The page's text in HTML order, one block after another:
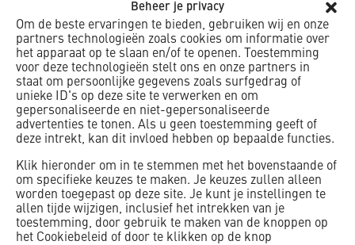
Beheer je privacy
Om de beste ervaringen te bieden, gebruiken wij en onze
partners technologieën zoals cookies om informatie over
het apparaat op te slaan en/of te openen. Toestemming
voor deze technologieën stelt ons en onze partners in
staat om persoonlijke gegevens zoals surfgedrag of
unieke ID's op deze site te verwerken en om
gepersonaliseerde en niet-gepersonaliseerde
advertenties te tonen. Als u geen toestemming geeft of
deze intrekt, kan dit invloed hebben op bepaalde functies.
Klik hieronder om in te stemmen met het bovenstaande of
om specifieke keuzes te maken. Je keuzes zullen alleen
worden toegepast op deze site. Je kunt je instellingen te
allen tijde wijzigen, inclusief het intrekken van je
toestemming, door gebruik te maken van de knoppen op
het Cookiebeleid of door te klikken op de knop
Realisatie negen
windturbinefundaties Windpark Nij
Hiddum-Houw
Conwerd